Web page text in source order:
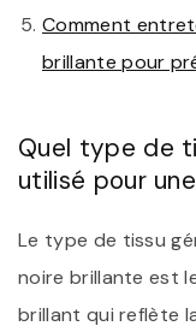
Comment
brillante pour
Quel type de
utilisé pour
Le type de tissu
noire brillante est
brillant qui reflète